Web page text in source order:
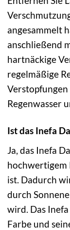
angesammelt
anschließend
hartnäckige
regelmäßige
Verstopfungen
Regenwasser
Ist das Inefa
Ja, das Inefa
hochwertigem
ist. Dadurch
durch
wird. Das
Farbe und